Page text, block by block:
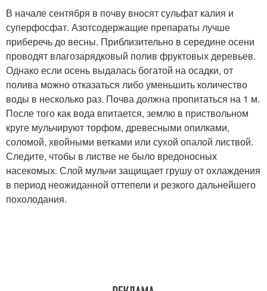
В начале сентября в почву вносят сульфат калия и
суперфосфат. Азотсодержащие препараты лучше
приберечь до весны. Приблизительно в середине осени
проводят влагозарядковый полив фруктовых деревьев.
Однако если осень выдалась богатой на осадки, от
полива можно отказаться либо уменьшить количество
воды в несколько раз. Почва должна пропитаться на 1 м.
После того как вода впитается, землю в приствольном
круге мульчируют торфом, древесными опилками,
соломой, хвойными ветками или сухой опалой листвой.
Следите, чтобы в листве не было вредоносных
насекомых. Слой мульчи защищает грушу от охлаждения
в период неожиданной оттепели и резкого дальнейшего
похолодания.